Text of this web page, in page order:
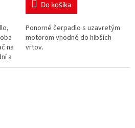
na
a
+35
Do košíka
Ponorné čerpadlo s uzavretým
motorom vhodné do hlbších
vrtov.